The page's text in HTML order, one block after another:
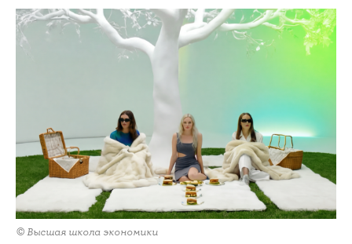
© Высшая школа экономики